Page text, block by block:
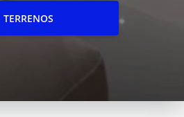
TERRENOS